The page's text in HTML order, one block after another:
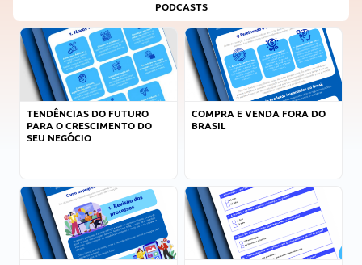
PODCASTS
TENDÊNCIAS DO FUTURO
PARA O CRESCIMENTO DO
SEU NEGÓCIO
COMPRA E VENDA FORA DO
BRASIL